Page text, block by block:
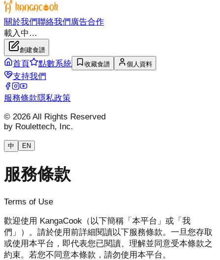
關於我們聯絡我們廣告合作
載入中…
創建食譜
首頁 點數系統 收藏食譜 個人資料
支持我們
服務條款隱私政策
© 2026 All Rights Reserved
by Roulettech, Inc.
中 EN
服務條款
Terms of Use
歡迎使用 KangaCook（以下簡稱「本平台」或「我
們」）。請於使用前詳細閱讀以下服務條款。一旦您存取
或使用本平台，即代表您已閱讀、理解並同意受本條款之
約束。若您不同意本條款，請勿使用本平台。